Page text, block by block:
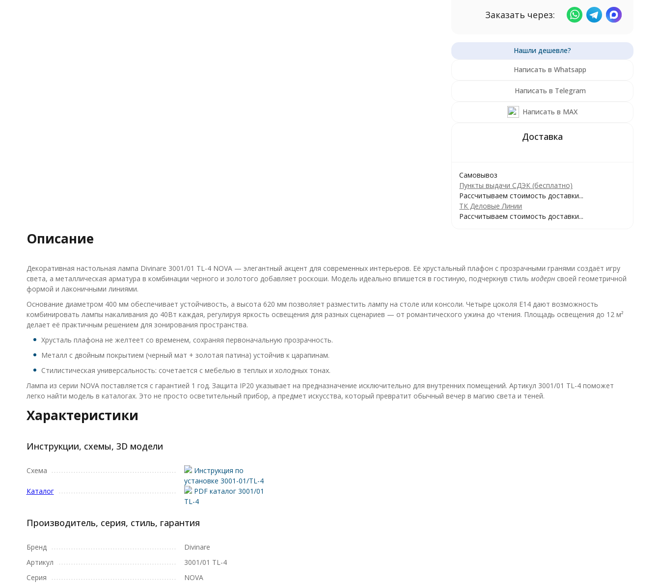
Заказать через:
Написать в Whatsapp
Написать в Telegram
Написать в MAX
Самовывоз
Пункты выдачи СДЭК (бесплатно)
Рассчитываем стоимость доставки...
ТК Деловые Линии
Рассчитываем стоимость доставки...
Описание
Декоративная настольная лампа Divinare 3001/01 TL-4 NOVA — элегантный акцент для современных интерьеров. Её хрустальный плафон с прозрачными гранями создаёт игру
света, а металлическая арматура в комбинации черного и золотого добавляет роскоши. Модель идеально впишется в гостиную, подчеркнув стиль модернсвоей геометричной
формой и лаконичными линиями.
Основание диаметром 400 мм обеспечивает устойчивость, а высота 620 мм позволяет разместить лампу на столе или консоли. Четыре цоколя E14 дают возможность
комбинировать лампы накаливания до 40Вт каждая, регулируя яркость освещения для разных сценариев — от романтического ужина до чтения. Площадь освещения до 12 м²
делает её практичным решением для зонирования пространства.
Хрусталь плафона не желтеет со временем, сохраняя первоначальную прозрачность.
Металл с двойным покрытием (черный мат + золотая патина) устойчив к царапинам.
Стилистическая универсальность: сочетается с мебелью в теплых и холодных тонах.
Лампа из серии NOVA поставляется с гарантией 1 год. Защита IP20 указывает на предназначение исключительно для внутренних помещений. Артикул 3001/01 TL-4 поможет
легко найти модель в каталогах. Это не просто осветительный прибор, а предмет искусства, который превратит обычный вечер в магию света и теней.
Характеристики
Инструкции, схемы, 3D модели
Схема
Инструкция по
установке 3001-01/TL-4
Каталог
PDF каталог 3001/01
TL-4
Производитель, серия, стиль, гарантия
Бренд
Divinare
Артикул
3001/01 TL-4
Серия
NOVA